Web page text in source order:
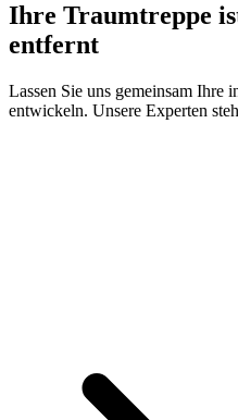
Ihre Traumtreppe
entfernt
Lassen Sie uns gemeinsam Ihre
entwickeln. Unsere Experten